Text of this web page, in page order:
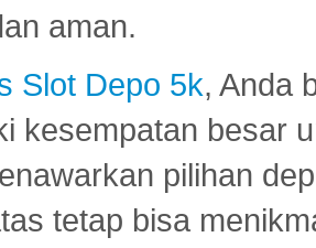
aman.
Slot Depo 5k, Anda
kesempatan besar
pilihan
tetap bisa